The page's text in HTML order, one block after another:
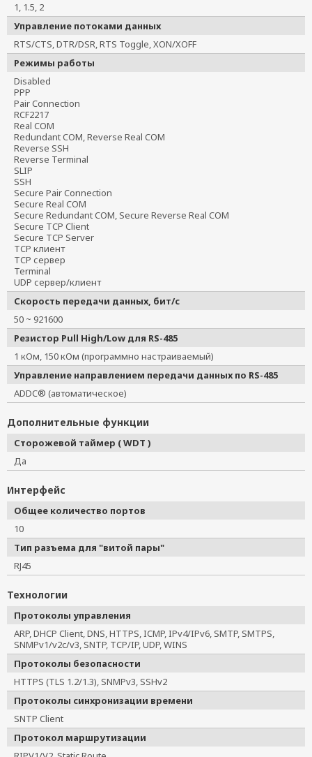
1, 1.5, 2
Управление потоками данных
RTS/CTS, DTR/DSR, RTS Toggle, XON/XOFF
Режимы работы
Disabled
PPP
Pair Connection
RCF2217
Real COM
Redundant COM, Reverse Real COM
Reverse SSH
Reverse Terminal
SLIP
SSH
Secure Pair Connection
Secure Real COM
Secure Redundant COM, Secure Reverse Real COM
Secure TCP Client
Secure TCP Server
TCP клиент
TCP сервер
Terminal
UDP сервер/клиент
Скорость передачи данных, бит/с
50 ~ 921600
Резистор Pull High/Low для RS-485
1 кОм, 150 кОм (программно настраиваемый)
Управление направлением передачи данных по RS-485
ADDC® (автоматическое)
Дополнительные функции
Сторожевой таймер ( WDT )
Да
Интерфейс
Общее количество портов
10
Тип разъема для "витой пары"
RJ45
Технологии
Протоколы управления
ARP, DHCP Client, DNS, HTTPS, ICMP, IPv4/IPv6, SMTP, SMTPS,
SNMPv1/v2c/v3, SNTP, TCP/IP, UDP, WINS
Протоколы безопасности
HTTPS (TLS 1.2/1.3), SNMPv3, SSHv2
Протоколы синхронизации времени
SNTP Client
Протокол маршрутизации